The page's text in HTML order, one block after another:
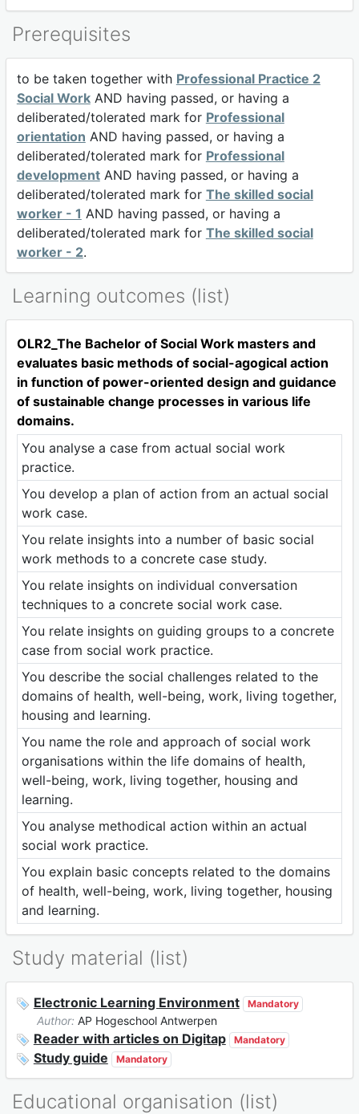
Prerequisites
to be taken together with Professional Practice 2
Social WorkAND having passed, or having a
deliberated/tolerated mark for Professional
orientation AND having passed, or having a
deliberated/tolerated mark for Professional
developmentAND having passed, or having a
deliberated/tolerated mark for The skilled social
worker - 1 AND having passed, or having a
deliberated/tolerated mark for The skilled social
worker - 2.
Learning outcomes (list)
OLR2_The Bachelor of Social Work masters and
evaluates basic methods of social-agogical action
in function of power-oriented design and guidance
of sustainable change processes in various life
domains.
You analyse a case from actual social work
practice.
You develop a plan of action from an actual social
work case.
You relate insights into a number of basic social
work methods to a concrete case study.
You relate insights on individual conversation
techniques to a concrete social work case.
You relate insights on guiding groups to a concrete
case from social work practice.
You describe the social challenges related to the
domains of health, well-being, work, living together,
housing and learning.
You name the role and approach of social work
organisations within the life domains of health,
well-being, work, living together, housing and
learning.
You analyse methodical action within an actual
social work practice.
You explain basic concepts related to the domains
of health, well-being, work, living together, housing
and learning.
Study material (list)
Electronic Learning Environment Mandatory
Author: AP Hogeschool Antwerpen
Reader with articles on Digitap Mandatory
Study guide Mandatory
Educational organisation (list)